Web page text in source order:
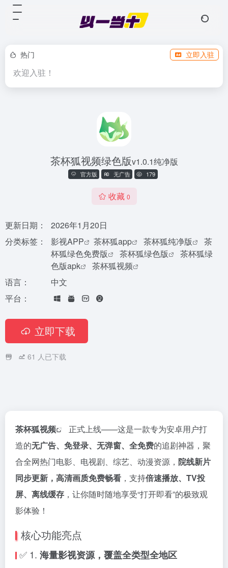
热门 立即入驻
欢迎入驻！
茶杯狐视频绿色版v1.0.1纯净版
官方版 无广告 179
收藏 0
更新日期：
2026年1月20日
分类标签：
影视APP 茶杯狐app 茶杯狐纯净版
茶
杯狐绿色免费版
茶杯狐绿色版
茶杯狐绿
色版apk
茶杯狐视频
语言：
中文
平台：
立即下载
61 人已下载
茶杯狐视频
正式上线——这是一款专为安卓用户打
造的无广告、免登录、无弹窗、全免费的追剧神器，聚
合全网热门电影、电视剧、综艺、动漫资源， 院线新片
同步更新，高清画质免费畅看 ，支持倍速播放、TV投
屏、离线缓存 ，让你随时随地享受“打开即看”的极致观
影体验！
核心功能亮点
✅ 1. 海量影视资源，覆盖全类型全地区